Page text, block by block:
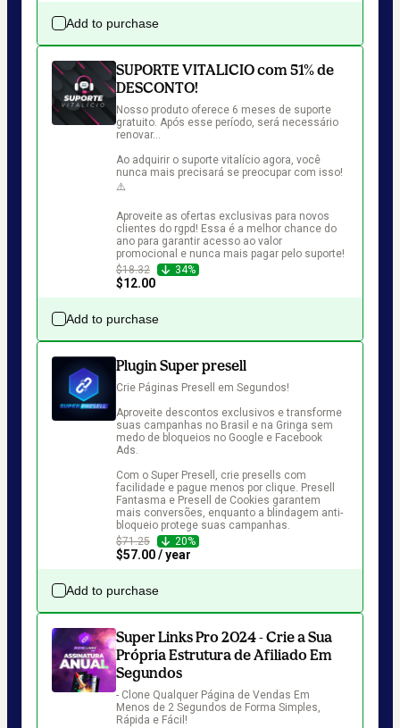
Add to purchase
SUPORTE VITALICIO com 51% de
DESCONTO!
Nosso produto oferece 6 meses de suporte
gratuito. Após esse período, será necessário
renovar...
Ao adquirir o suporte vitalício agora, você
nunca mais precisará se preocupar com isso!
⚠️
Aproveite as ofertas exclusivas para novos
clientes do rgpd! Essa é a melhor chance do
ano para garantir acesso ao valor
promocional e nunca mais pagar pelo suporte!
$18.32
34%
$12.00
Add to purchase
Plugin Super presell
Crie Páginas Presell em Segundos!
Aproveite descontos exclusivos e transforme
suas campanhas no Brasil e na Gringa sem
medo de bloqueios no Google e Facebook
Ads.
Com o Super Presell, crie presells com
facilidade e pague menos por clique. Presell
Fantasma e Presell de Cookies garantem
mais conversões, enquanto a blindagem anti-
bloqueio protege suas campanhas.
$71.25
20%
$57.00 / year
Add to purchase
Super Links Pro 2024 - Crie a Sua
Própria Estrutura de Afiliado Em
Segundos
- Clone Qualquer Página de Vendas Em
Menos de 2 Segundos de Forma Simples,
Rápida e Fácil!